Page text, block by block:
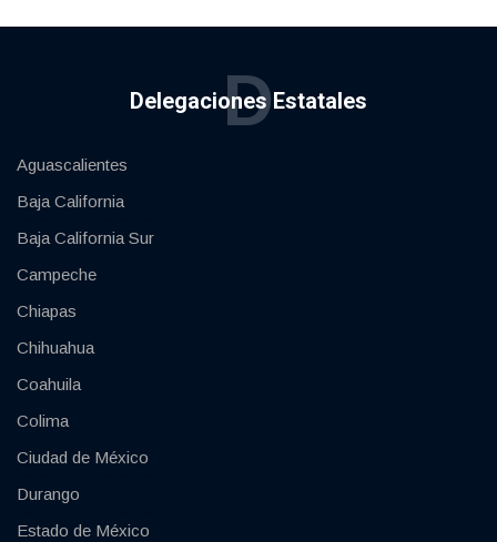
Delegaciones Estatales
D
Aguascalientes
Baja California
Baja California Sur
Campeche
Chiapas
Chihuahua
Coahuila
Colima
Ciudad de México
Durango
Estado de México